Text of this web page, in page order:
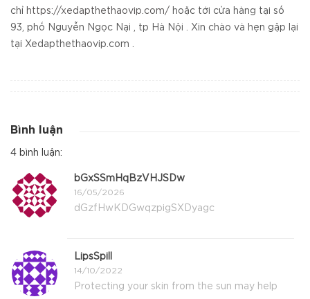
chỉ
https://xedapthethaovip.com/
hoặc tới cửa hàng tại số
93, phố Nguyễn Ngọc Nại , tp Hà Nội . Xin chào và hẹn gặp lại
tại Xedapthethaovip.com .
Bình luận
4 bình luận:
bGxSSmHqBzVHJSDw
16/05/2026
dGzfHwKDGwqzpigSXDyagc
LipsSpill
14/10/2022
Protecting your skin from the sun may help